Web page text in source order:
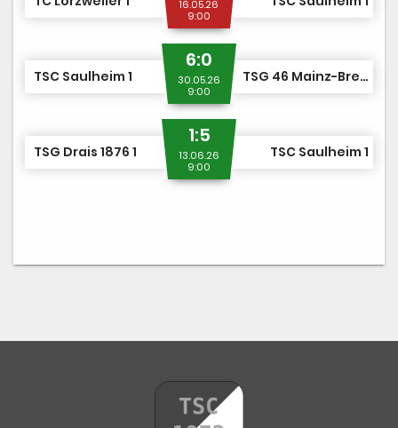
16.05.26
9:00
TSC Saulheim 1
6:0
30.05.26
9:00
TSG 46 Mainz-Bretzenheim 1
TSG Drais 1876 1
1:5
13.06.26
9:00
TSC Saulheim 1